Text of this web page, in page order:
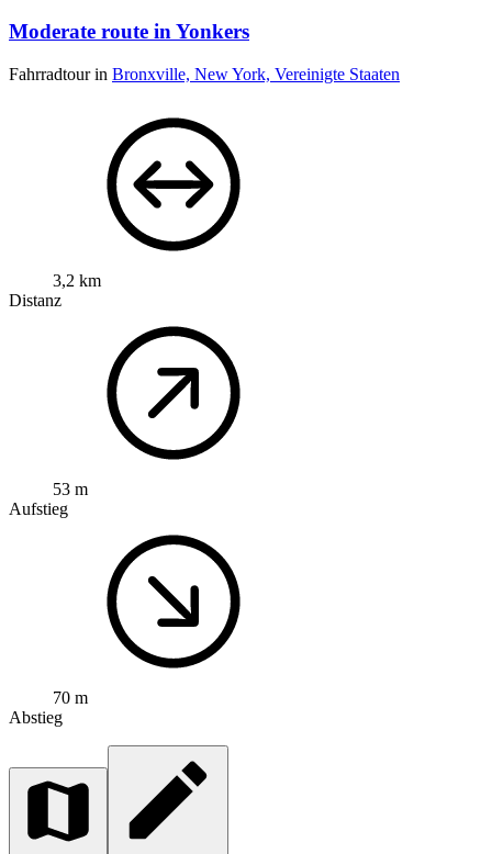
Moderate route in Yonkers
Fahrradtour in Bronxville, New York, Vereinigte Staaten
3,2 km
Distanz
53 m
Aufstieg
70 m
Abstieg